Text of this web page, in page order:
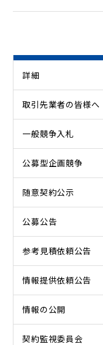
詳細
取引先業者の皆様へ
一般競争入札
公募型企画競争
随意契約公示
公募公告
参考見積依頼公告
情報提供依頼公告
情報の公開
契約監視委員会